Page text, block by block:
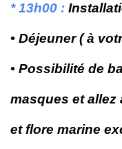
* 13h00 :
• Déjeuner ( à
• Possibilité de
masques et allez
et flore marine